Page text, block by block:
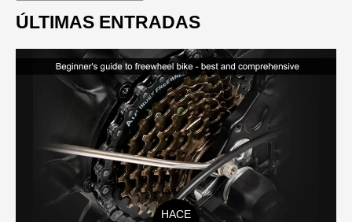
ÚLTIMAS ENTRADAS
HACE